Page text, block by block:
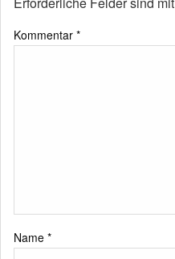
Kommentar *
Name *